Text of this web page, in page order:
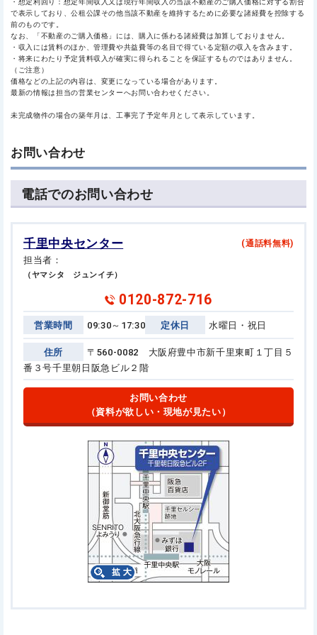
で表示しており、公租公課その他当該不動産を維持するために必要な諸経費を控除する
前のものです。
なお、「不動産のご購入価格」には、購入に係わる諸経費は加算しておりません。
・収入には賃料のほか、管理費や共益費等の名目で得ている定額の収入を含みます。
・将来にわたり予定賃料収入が確実に得られることを保証するものではありません。
（ご注意）
価格などの上記の内容は、変更になっている場合があります。
最新の情報は担当の営業センターへお問い合わせください。
未完成物件の場合の築年月は、工事完了予定年月として表示しています。
お問い合わせ
電話でのお問い合わせ
千里中央センター
担当者：
（ヤマシタ ジュンイチ）
0120-872-716
(通話料無料)
営業時間 09:30～17:30 定休日 水曜日・祝日
住所
〒560-0082 大阪府豊中市新千里東町１丁目５
番３号千里朝日阪急ビル２階
お問い合わせ
（資料が欲しい・現地が見たい）